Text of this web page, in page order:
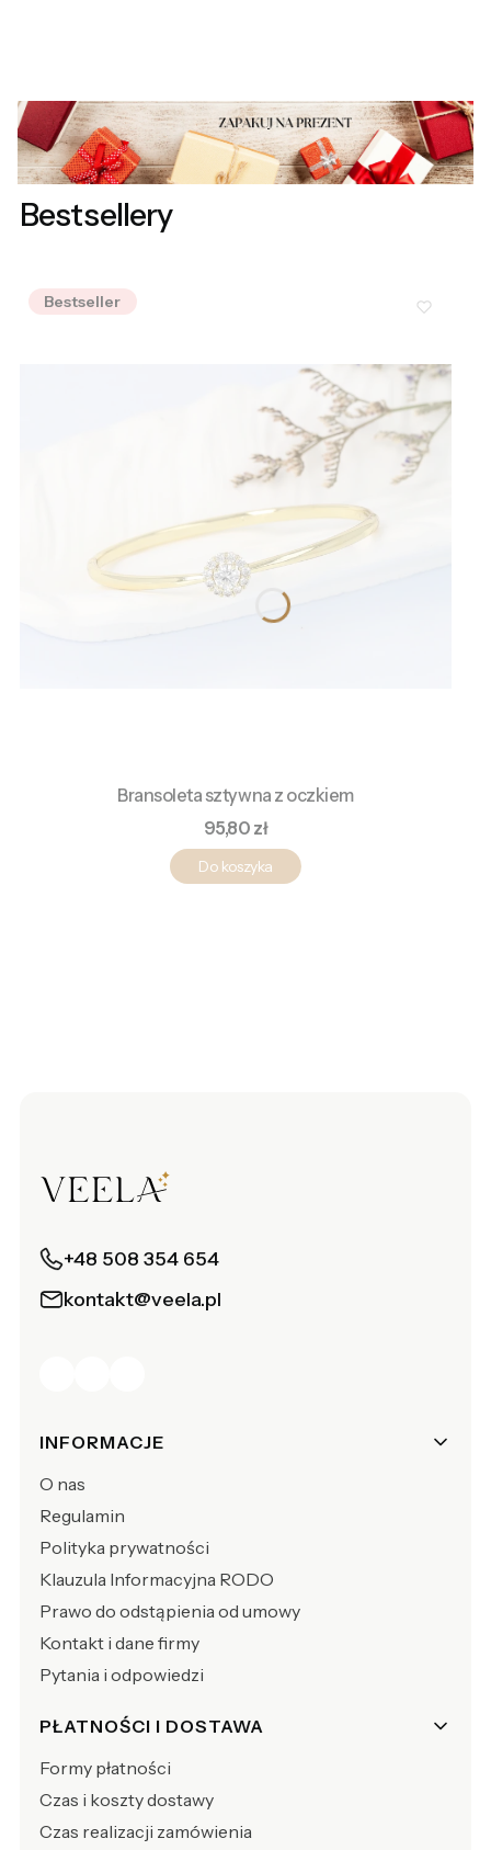
Bestsellery
Bestseller
Bransoleta sztywna z oczkiem
Cena
95,80 zł
Do koszyka
+48 508 354 654
kontakt@veela.pl
Linki w stopce
INFORMACJE
O nas
Regulamin
Polityka prywatności
Klauzula Informacyjna RODO
Prawo do odstąpienia od umowy
Kontakt i dane firmy
Pytania i odpowiedzi
PŁATNOŚCI I DOSTAWA
Formy płatności
Czas i koszty dostawy
Czas realizacji zamówienia